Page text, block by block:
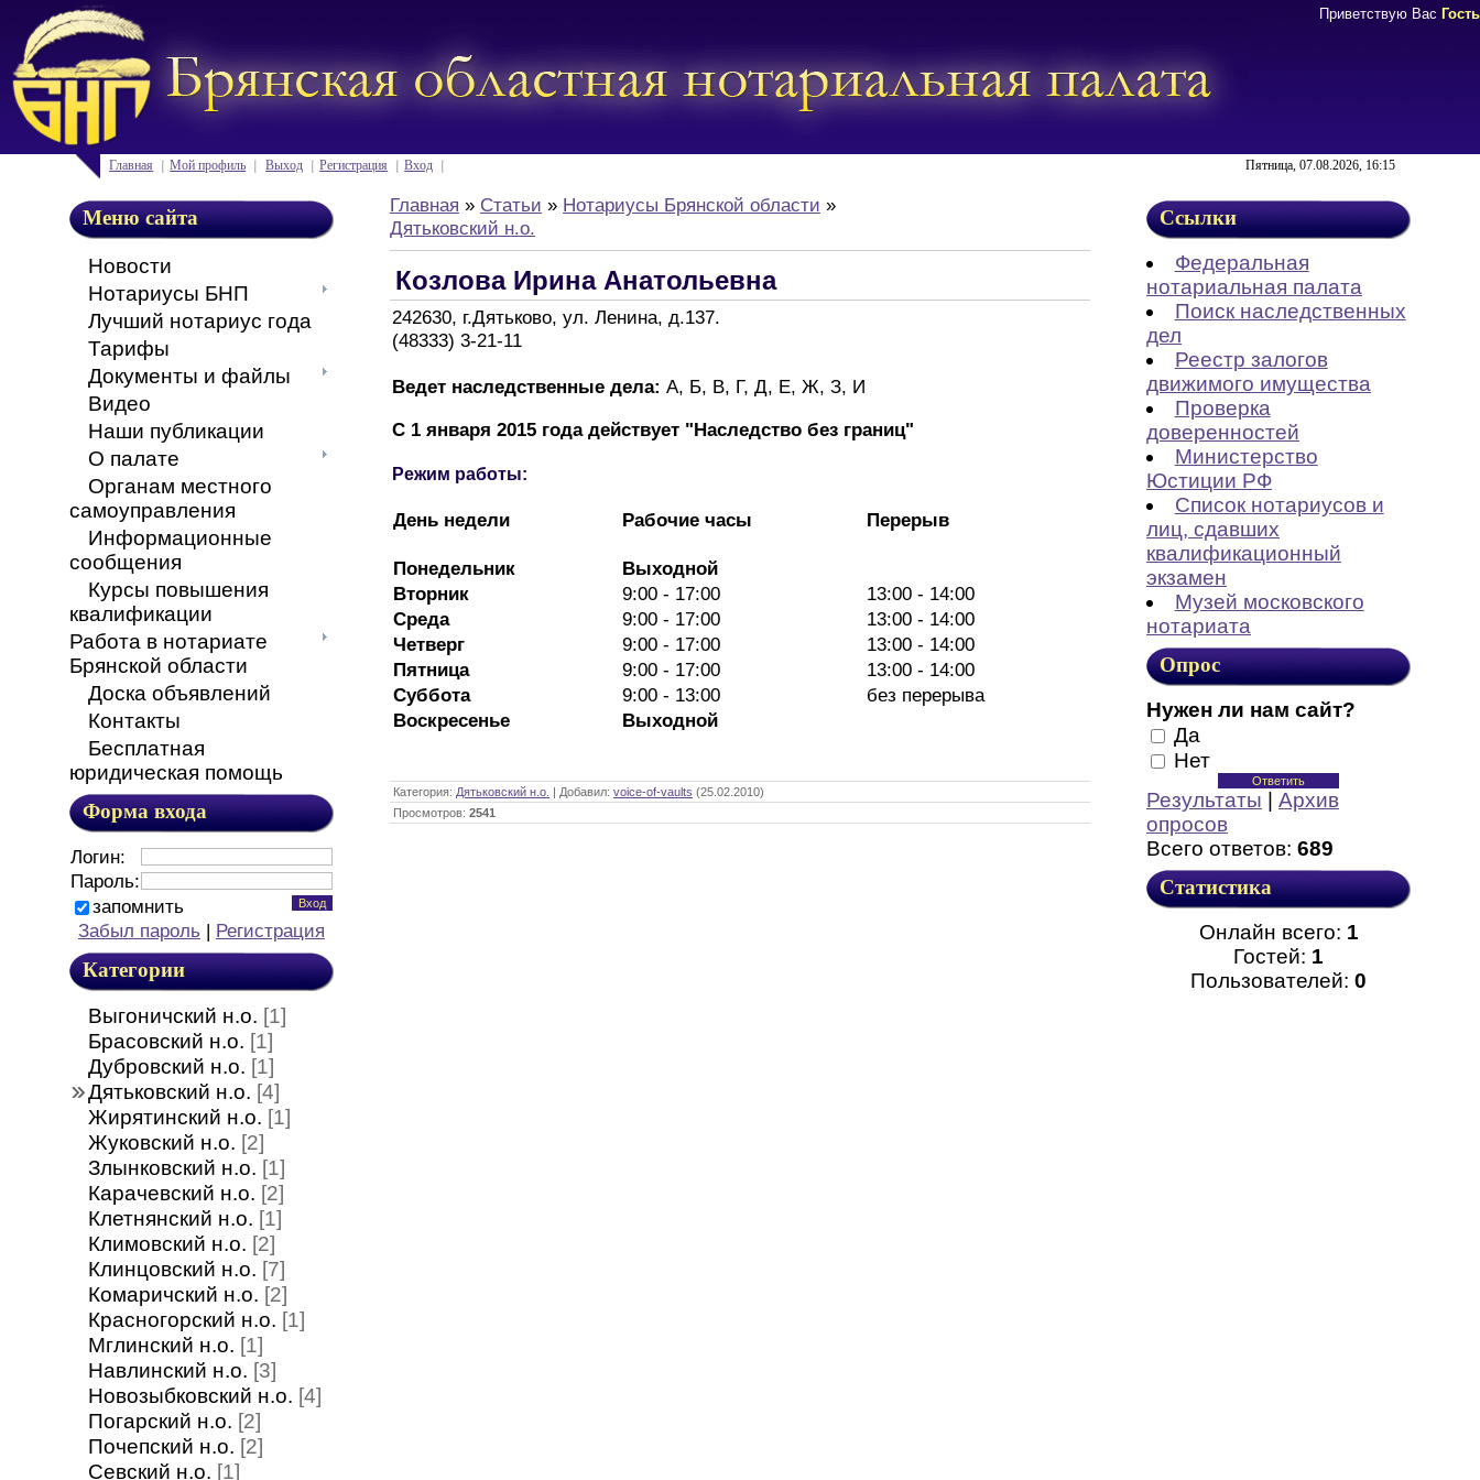
Приветствую Вас Гость
Главная Мой профиль Выход Регистрация Вход Пятница, 07.08.2026, 16:15
Меню сайта
Новости
Нотариусы БНП
Лучший нотариус года
Тарифы
Документы и файлы
Видео
Наши публикации
О палате
Органам местного
самоуправления
Информационные
сообщения
Курсы повышения
квалификации
Работа в нотариате
Брянской области
Доска объявлений
Контакты
Бесплатная
юридическая помощь
Форма входа
Логин:
Пароль:
запомнить
Забыл пароль | Регистрация
Категории
Выгоничский н.о. [1]
Брасовский н.о. [1]
Дубровский н.о. [1]
Дятьковский н.о. [4]
Жирятинский н.о. [1]
Жуковский н.о. [2]
Злынковский н.о. [1]
Карачевский н.о. [2]
Клетнянский н.о. [1]
Климовский н.о. [2]
Клинцовский н.о. [7]
Комаричский н.о. [2]
Красногорский н.о. [1]
Мглинский н.о. [1]
Навлинский н.о. [3]
Новозыбковский н.о. [4]
Погарский н.о. [2]
Почепский н.о. [2]
Севский н.о. [1]
Главная » Статьи » Нотариусы Брянской области »
Дятьковский н.о.
Козлова Ирина Анатольевна
242630, г.Дятьково, ул. Ленина, д.137.
(48333) 3-21-11
Ведет наследственные дела: А, Б, В, Г, Д, Е, Ж, З, И
С 1 января 2015 года действует "Наследство без границ"
Режим работы:
День недели Рабочие часы Перерыв
Понедельник
Выходной
Вторник
9:00 - 17:00
13:00 - 14:00
Среда
9:00 - 17:00
13:00 - 14:00
Четверг
9:00 - 17:00
13:00 - 14:00
Пятница
9:00 - 17:00
13:00 - 14:00
Суббота
9:00 - 13:00
без перерыва
Воскресенье
Выходной
Категория: Дятьковский н.о. Добавил: voice-of-vaults (25.02.2010)
Просмотров: 2541
Ссылки
Федеральная
нотариальная палата
Поиск наследственных
дел
Реестр залогов
движимого имущества
Проверка
доверенностей
Министерство
Юстиции РФ
Список нотариусов и
лиц, сдавших
квалификационный
экзамен
Музей московского
нотариата
Опрос
Нужен ли нам сайт?
Да
Нет
Результаты
Архив
опросов
Всего ответов: 689
Статистика
Онлайн всего: 1
Гостей: 1
Пользователей: 0